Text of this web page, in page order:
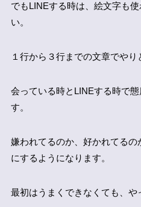
でもLINEする時は、絵文字も
い。
１行から３行までの文章でやり
会っている時とLINEする時で
す。
嫌われてるのか、好かれてる
にするようになります。
最初はうまくできなくても、や